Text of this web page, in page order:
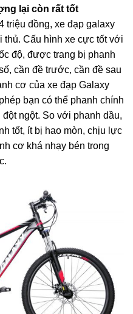
lại còn rất tốt
triệu đồng, xe đạp galaxy
thủ. Cấu hình xe cực tốt với
độ, được trang bị phanh
cần đề trước, cần đề sau
cơ của xe đạp Galaxy
bạn có thể phanh chính
ngột. So với phanh dầu,
tốt, ít bị hao mòn, chịu lực
cơ khá nhạy bén trong